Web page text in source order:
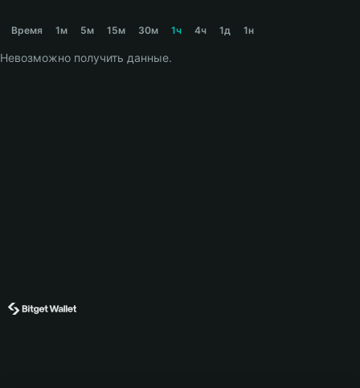
Español (Argentina)
Время 1м 5м 15м 30м 1ч 4ч 1д 1н
Невозможно получить данные.